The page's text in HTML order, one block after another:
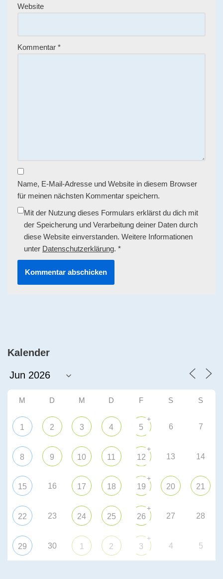
Website
Kommentar *
Name, E-Mail-Adresse und Website in diesem Browser
für meinen nächsten Kommentar speichern.
Mit der Nutzung dieses Formulars erklärst du dich mit
der Speicherung und Verarbeitung deiner Daten durch
diese Website einverstanden. Weitere Informationen
unter Datenschutzerklärung. *
Kalender
M D M D F S S
1 2 3 4 5
+
6 7
8 9 10 11 12
+
13 14
15 16 17 18 19
+
20 21
22 23 24 25 26
+
27 28
29 30 1 2 3
+
4 5